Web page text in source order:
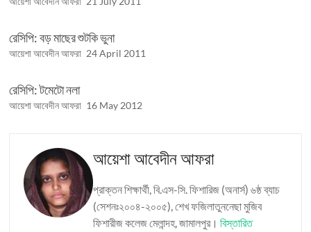
রেসিপি: বড় মাছের শুটকি ভুনা
আয়েশা আবেদীন আফরা 24 April 2011
রেসিপি: টমেটো নলা
আয়েশা আবেদীন আফরা 16 May 2012
আয়েশা আবেদীন আফরা
প্রাক্তন শিক্ষার্থী, বি.এস-সি. ফিশারিজ (অনার্স) ৬ষ্ঠ ব্যাচ
(সেশনঃ২০০৪-২০০৫), শেখ ফজিলাতুননেছা মুজিব
ফিশারীজ কলেজ মেলান্দহ, জামালপুর।বিস্তারিত